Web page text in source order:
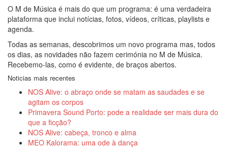
O M de Música é mais do que um programa: é uma verdadeira
plataforma que inclui notícias, fotos, vídeos, críticas, playlists e
agenda.
Todas as semanas, descobrimos um novo programa mas, todos
os dias, as novidades não fazem cerimónia no M de Música.
Recebemo-las, como é evidente, de braços abertos.
Noticias mais recentes
NOS Alive: o abraço onde se matam as saudades e se
agitam os corpos
Primavera Sound Porto: pode a realidade ser mais dura do
que a ficção?
NOS Alive: cabeça, tronco e alma
MEO Kalorama: uma ode à dança